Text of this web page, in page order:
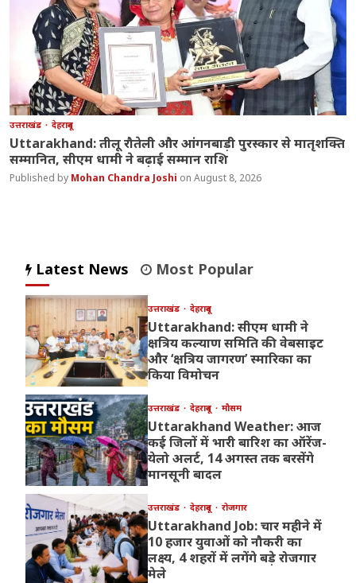
उत्तराखंड देहरादून
Uttarakhand: तीलू रौतेली और आंगनबाड़ी पुरस्कार से मातृशक्ति
सम्मानित, सीएम धामी ने बढ़ाई सम्मान राशि
Mohan Chandra Joshi August 8, 2026
Latest News Most Popular
उत्तराखंड देहरादून
Uttarakhand: सीएम धामी ने
क्षत्रिय कल्याण समिति की वेबसाइट
और ‘क्षत्रिय जागरण’ स्मारिका का
किया विमोचन
उत्तराखंड देहरादून मौसम
Uttarakhand Weather: आज
कई जिलों में भारी बारिश का ऑरेंज-
येलो अलर्ट, 14 अगस्त तक बरसेंगे
मानसूनी बादल
उत्तराखंड देहरादून रोजगार
Uttarakhand Job: चार महीने में
10 हजार युवाओं को नौकरी का
लक्ष्य, 4 शहरों में लगेंगे बड़े रोजगार
मेले